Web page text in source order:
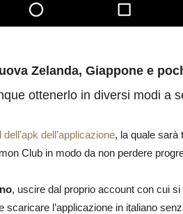
Zelanda, Giappone e
ottenerlo in diversi modi a
dell’applicazione, la quale sarà
Club in modo da non perdere
, uscire dal proprio account con cui
l’applicazione in italiano